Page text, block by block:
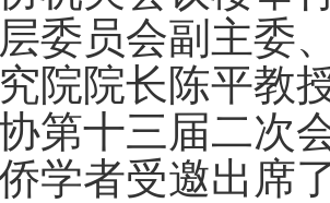
委员会副主委
院院长陈平教
第十三届二次
学者受邀出席